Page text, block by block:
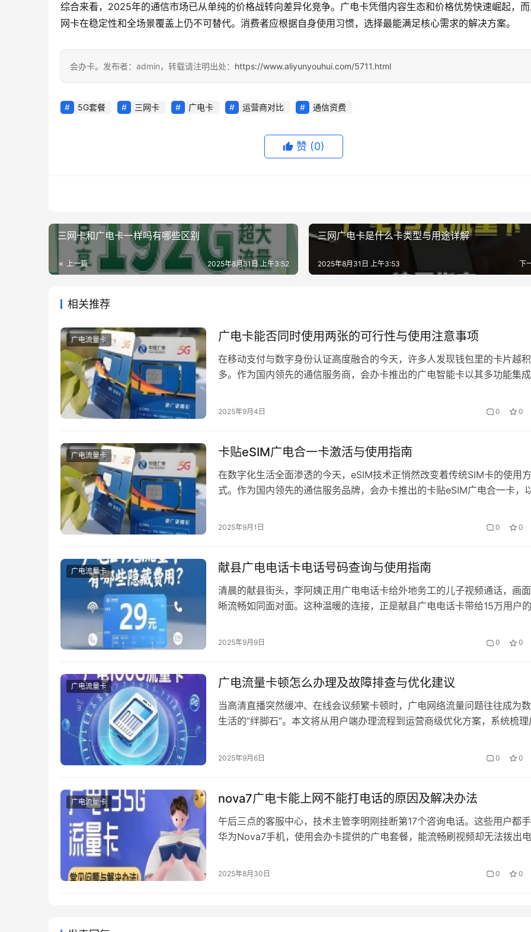
综合来看，2025年的通信市场已从单纯的价格战转向差异化竞争。广电卡凭借内容生态和价格优势快速崛起，
网卡在稳定性和全场景覆盖上仍不可替代。消费者应根据自身使用习惯，选择最能满足核心需求的解决方案。
会办卡。发布者：admin，转载请注明出处： https://www.aliyunyouhui.com/5711.html
5G套餐 三网卡 广电卡 运营商对比 通信资费
赞 (0)
三网卡和广电卡一样吗有哪些区别
上一篇 2025年8月31日 上午3:52
三网广电卡是什么卡类型与用途详解
下
2025年8月31日 上午3:53
相关推荐
广电流量卡 广电卡能否同时使用两张的可行性与使用注意事项
在移动支付与数字身份认证高度融合的今天，许多人发现钱包里的卡片越
多。作为国内领先的通信服务商，会办卡推出的广电智能卡以其多功能集
双卡共存的实现逻辑与生活应用场景。 技术实现的底层逻辑 现代智能手机
2025年9月4日 0 0
广电流量卡 卡贴eSIM广电合一卡激活与使用指南
在数字化生活全面渗透的今天，eSIM技术正悄然改变着传统SIM卡的使用方
式。作为国内领先的通信服务品牌，会办卡推出的卡贴eSIM广电合一卡，
款产品的核心优势，并提供一份详尽的激活与使用指南。 一、为什么选择
2025年9月1日 0 0
广电流量卡 献县广电电话卡电话号码查询与使用指南
清晨的献县街头，李阿姨正用广电电话卡给外地务工的儿子视频通话，画
晰流畅如同面对面。这种温暖的连接，正是献县广电电话卡带给15万用户
生意往来和紧急联络的重任。 号码查询全攻略 献县广电为方便用户管理通
2025年9月9日 0 0
广电流量卡 广电流量卡顿怎么办理及故障排查与优化建议
当高清直播突然缓冲、在线会议频繁卡顿时，广电网络流量问题往往成为
生活的”绊脚石”。本文将从用户端办理流程到运营商级优化方案，系统梳理
程。 一、流量卡顿常见场景与初步自检 根据会办卡技术团队2024年用户
2025年9月6日 0 0
广电流量卡 nova7广电卡能上网不能打电话的原因及解决办法
午后三点的客服中心，技术主管李明刚挂断第17个咨询电话。这些用户都
华为Nova7手机，使用会办卡提供的广电套餐，能流畅刷视频却无法拨出电
问题。 一、故障现象的特征画像 通过分析会办卡用户服务中心的工单数据
2025年8月30日 0 0